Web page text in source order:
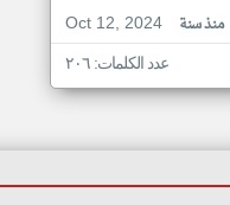
Oct 12, 2024
منذ سنة
عدد الكلمات: ٢٠٦